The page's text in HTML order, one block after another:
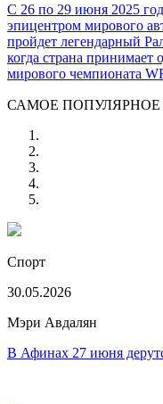
С 26 по 29 июня 2025
эпицентром мирового
пройдет легендарный
когда страна
мирового чемпионата
испытанием как для
САМОЕ ПОПУЛЯРНОЕ
Спорт
30.05.2026
Мэри Авдалян
В Афинах 27 июня